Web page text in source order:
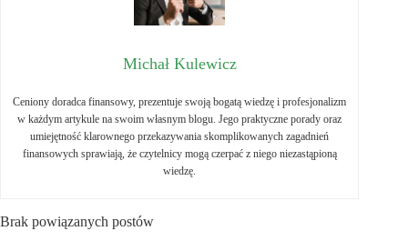
Michał Kulewicz
Ceniony doradca finansowy, prezentuje swoją bogatą wiedzę i profesjonalizm
w każdym artykule na swoim własnym blogu. Jego praktyczne porady oraz
umiejętność klarownego przekazywania skomplikowanych zagadnień
finansowych sprawiają, że czytelnicy mogą czerpać z niego niezastąpioną
wiedzę.
Brak powiązanych postów